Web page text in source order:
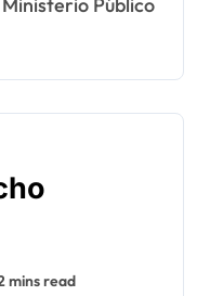
mins read